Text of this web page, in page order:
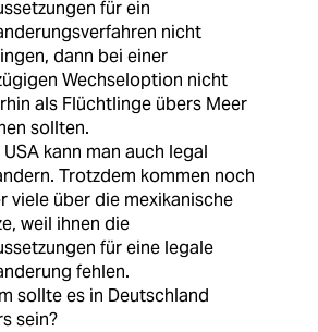
für ein
nicht
dann bei einer
Wechseloption nicht
als Flüchtlinge übers Meer
sollten.
USA kann man auch legal
Trotzdem kommen noch
viele über die mexikanische
weil ihnen die
für eine legale
fehlen.
sollte es in Deutschland
sein?